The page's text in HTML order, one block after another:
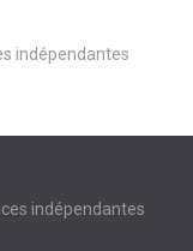
indépendantes
indépendantes